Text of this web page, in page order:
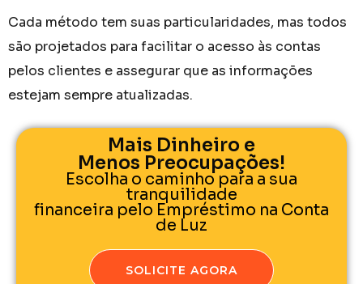
Cada método tem suas particularidades, mas todos
são projetados para facilitar o acesso às contas
pelos clientes e assegurar que as informações
estejam sempre atualizadas.
Mais Dinheiro e
Menos Preocupações!
Escolha o caminho para a sua
tranquilidade
financeira pelo Empréstimo na Conta
de Luz
SOLICITE AGORA